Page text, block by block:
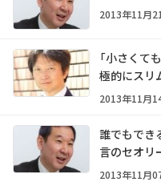
2013年11月
「小さくて
極的にスリ
2013年11月
誰でもでき
言のセオリ
2013年11月